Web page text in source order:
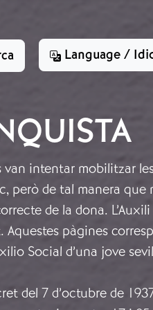
Language /
van intentar mobilitzar
però de tal manera
de la dona.
pàgines
Social d’una jove
del 7 d’octubre de